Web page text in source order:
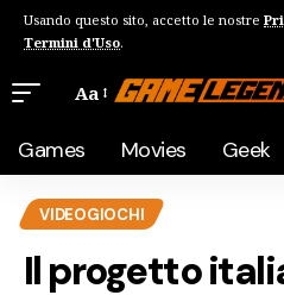
Usando questo sito, accetto le nostre
Termini d'Uso.
Aa
Games Movies Geek
VIDEOGIOCHI
Il progetto